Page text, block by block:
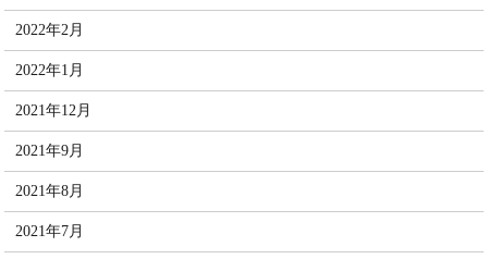
2022年2月
2022年1月
2021年12月
2021年9月
2021年8月
2021年7月